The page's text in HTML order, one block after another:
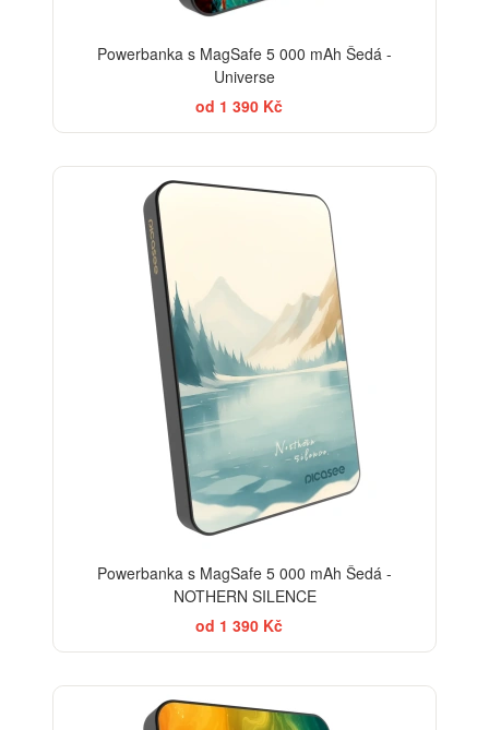
Powerbanka s MagSafe 5 000 mAh Šedá -
Universe
od 1 390 Kč
Powerbanka s MagSafe 5 000 mAh Šedá -
NOTHERN SILENCE
od 1 390 Kč